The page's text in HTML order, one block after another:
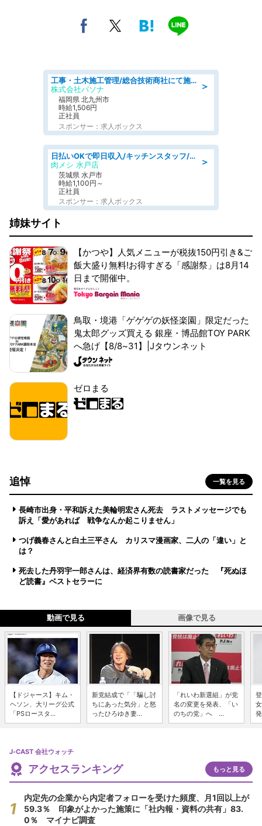
＞
工事・土木施工管理/総合技術商社にて施工管理のお仕事/即日勤務可/車通勤可/工事・土木施工管理/生産・品質管理
株式会社パソナ
福岡県 北九州市
時給1,506円
正社員
スポンサー：求人ボックス
＞
日払いOKで即日収入/キッチンスタッフ/「原付免許必須」デリバリー業務など、自己成長可能な幅広い仕事に挑戦!髪型自由&ピアス・ネイルOK/茨城県/水戸市
肉メシ 水戸店
茨城県 水戸市
時給1,100円～
正社員
スポンサー：求人ボックス
姉妹サイト
【かつや】人気メニューが税抜150円引き&ご
飯大盛り無料!お得すぎる「感謝祭」は8月14
日まで開催中。
鳥取・境港「ゲゲゲの妖怪楽園」限定だった
鬼太郎グッズ買える 銀座・博品館TOY PARK
へ急げ【8/8~31】|Jタウンネット
ゼロまる
追悼 一覧を見る
長崎市出身・平和訴えた美輪明宏さん死去 ラストメッセージでも
訴え「愛があれば 戦争なんか起こりません」
つげ義春さんと白土三平さん カリスマ漫画家、二人の「違い」と
は？
死去した丹羽宇一郎さんは、経済界有数の読書家だった 『死ぬほ
ど読書』ベストセラーに
動画で見る 画像で見る
【ドジャース】キム・
ヘソン、大リーグ公式
「PSロースタ...
新党結成で「「騙し討
ちにあった気分」と怒
ったひろゆき妻...
「れいわ新選組」が党
名の変更を発表、「い
のちの党」へ ...
J-CAST 会社ウォッチ
アクセスランキング もっと見る
内定先の企業から内定者フォローを受けた頻度、月1回以上が
59.3％ 印象がよかった施策に「社内報・資料の共有」83.
0％ マイナビ調査